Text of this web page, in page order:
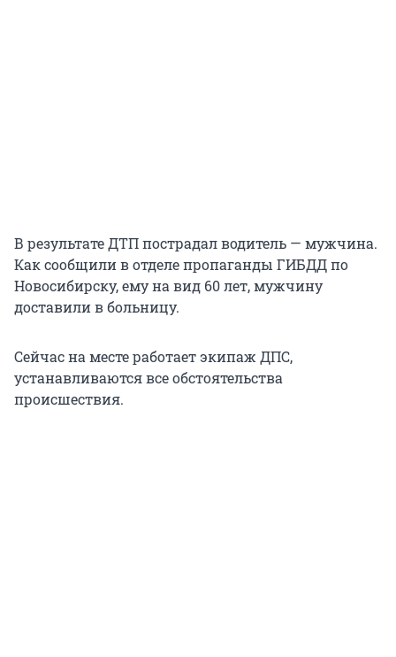
В результате ДТП пострадал водитель — мужчина.
Как сообщили в отделе пропаганды ГИБДД по
Новосибирску, ему на вид 60 лет, мужчину
доставили в больницу.
Сейчас на месте работает экипаж ДПС,
устанавливаются все обстоятельства
происшествия.